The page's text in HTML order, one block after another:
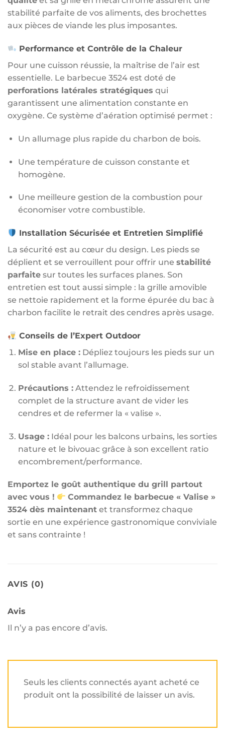
stabilité parfaite de vos aliments, des brochettes
aux pièces de viande les plus imposantes.
Performance et Contrôle de la Chaleur
Pour une cuisson réussie, la maîtrise de l’air est
essentielle. Le barbecue 3524 est doté de
perforations latérales stratégiques qui
garantissent une alimentation constante en
oxygène. Ce système d’aération optimisé permet :
Un allumage plus rapide du charbon de bois.
Une température de cuisson constante et
homogène.
Une meilleure gestion de la combustion pour
économiser votre combustible.
Installation Sécurisée et Entretien Simplifié
La sécurité est au cœur du design. Les pieds se
déplient et se verrouillent pour offrir une stabilité
parfaite sur toutes les surfaces planes. Son
entretien est tout aussi simple : la grille amovible
se nettoie rapidement et la forme épurée du bac à
charbon facilite le retrait des cendres après usage.
Conseils de l’Expert Outdoor
Mise en place :Dépliez toujours les pieds sur un
sol stable avant l’allumage.
Précautions :Attendez le refroidissement
complet de la structure avant de vider les
cendres et de refermer la « valise ».
Usage :Idéal pour les balcons urbains, les sorties
nature et le bivouac grâce à son excellent ratio
encombrement/performance.
Emportez le goût authentique du grill partout
avec vous !
Commandez le barbecue « Valise »
3524 dès maintenant et transformez chaque
sortie en une expérience gastronomique conviviale
et sans contrainte !
AVIS (0)
Avis
Il n’y a pas encore d’avis.
Seuls les clients connectés ayant acheté ce
produit ont la possibilité de laisser un avis.